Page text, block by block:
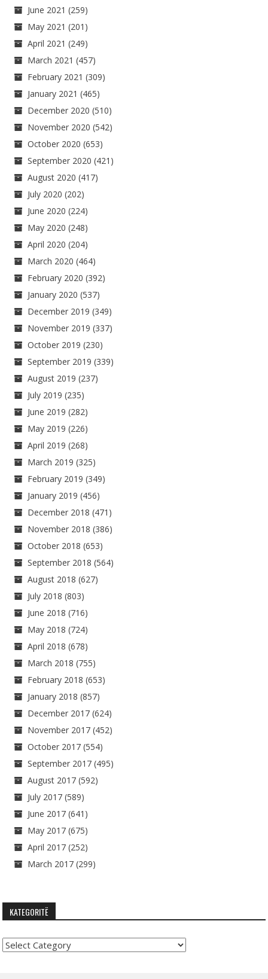
June 2021 (259)
May 2021 (201)
April 2021 (249)
March 2021 (457)
February 2021 (309)
January 2021 (465)
December 2020 (510)
November 2020 (542)
October 2020 (653)
September 2020 (421)
August 2020 (417)
July 2020 (202)
June 2020 (224)
May 2020 (248)
April 2020 (204)
March 2020 (464)
February 2020 (392)
January 2020 (537)
December 2019 (349)
November 2019 (337)
October 2019 (230)
September 2019 (339)
August 2019 (237)
July 2019 (235)
June 2019 (282)
May 2019 (226)
April 2019 (268)
March 2019 (325)
February 2019 (349)
January 2019 (456)
December 2018 (471)
November 2018 (386)
October 2018 (653)
September 2018 (564)
August 2018 (627)
July 2018 (803)
June 2018 (716)
May 2018 (724)
April 2018 (678)
March 2018 (755)
February 2018 (653)
January 2018 (857)
December 2017 (624)
November 2017 (452)
October 2017 (554)
September 2017 (495)
August 2017 (592)
July 2017 (589)
June 2017 (641)
May 2017 (675)
April 2017 (252)
March 2017 (299)
KATEGORITË
Kategoritë